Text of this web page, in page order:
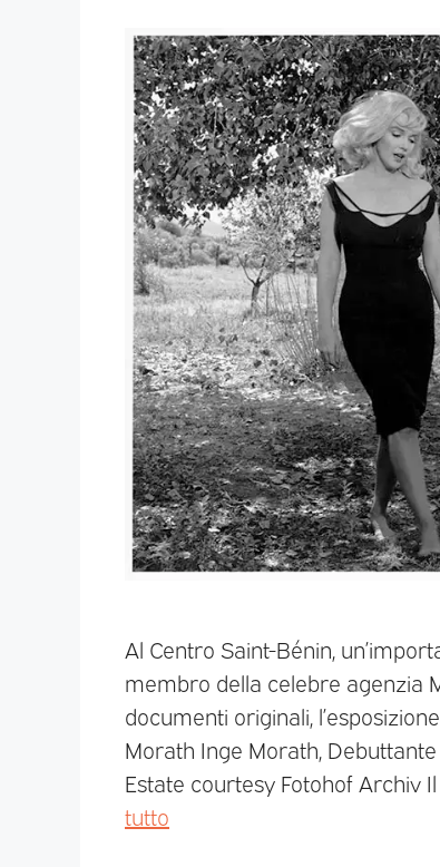
Al Centro Saint-Bénin,
membro della celebre agenzia
documenti originali,
Morath Inge Morath,
Estate courtesy Fotohof Archiv
tutto